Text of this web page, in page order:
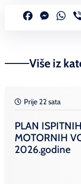
Facebook
Više iz
Prije 22 sata
PLAN
MOTORNIH
2026.godine